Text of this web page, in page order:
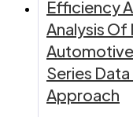
Efficiency
Analysis Of
Series
Approach